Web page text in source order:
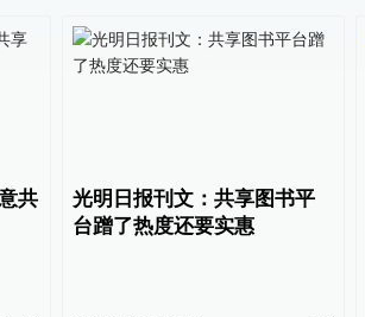
共
光明日报刊文：共享图书平
台蹭了热度还要实惠